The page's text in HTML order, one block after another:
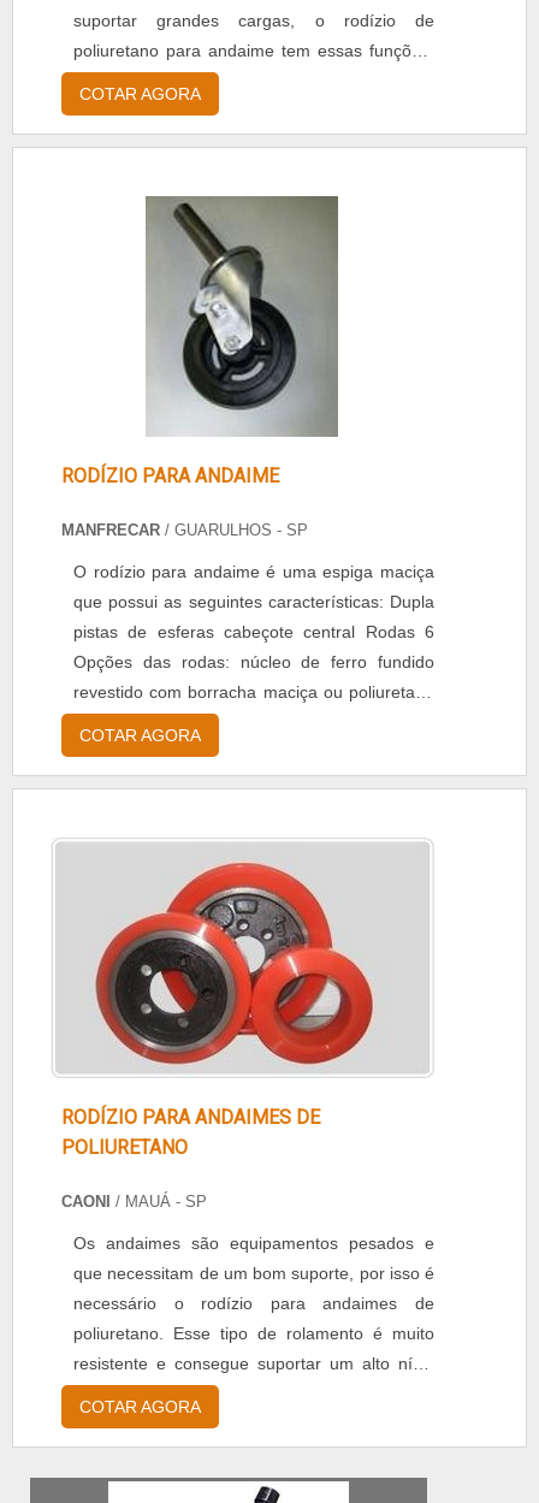
suportar grandes cargas, o rodízio de
poliuretano para andaime tem essas funções.
Informações detalhadas do produto Rodízio
giratório com esfera na base, Bico para
em diversas medidas, Roda em alumínio
fundido ou ferro...
COTAR AGORA
RODÍZIO PARA ANDAIME
MANFRECAR / GUARULHOS - SP
O rodízio para andaime é uma espiga maciça
que possui as seguintes características: Dupla
pistas de esferas cabeçote central Rodas 6
Opções das rodas: núcleo de ferro fundido
revestido com borracha maciça ou poliuretano
na Manfrecar que tem como especialização o
supermercados. Tudo dentro do segmento de
movimentação...
COTAR AGORA
RODÍZIO PARA ANDAIMES DE
POLIURETANO
CAONI / MAUÁ - SP
Os andaimes são equipamentos pesados e
que necessitam de um bom suporte, por isso é
necessário o rodízio para andaimes de
poliuretano. Esse tipo de rolamento é muito
resistente e consegue suportar um alto nível
de carga. É necessário que o material de
fabricação seja de qualidade para que o
suave e rápida. Benefícios: Alta durabilidade
COTAR AGORA